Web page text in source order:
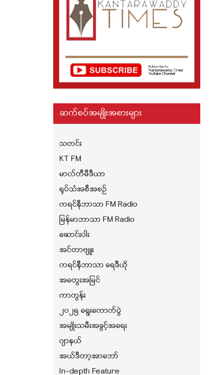
ဆက်စပ်အမျိုးအစားများ
သတင်း
KT FM
မာလ်တီမီဒီယာ
ရုပ်သံအစီအစဉ်
ကရင်နီဘာသာ FM Radio
မြန်မာဘာသာ FM Radio
ဆောင်းပါး
အင်တာဗျူး
ကရင်နီဘာသာ ရေဒီယို
အတွေးအမြင်
ကာတွန်း
၂၀၂၅ ရွေးကောက်ပွဲ
အမျိုးသမီးအခွင့်အရေး
ဂျာနယ်
အယ်ဒီတာ့အာဘော်
In-depth Feature